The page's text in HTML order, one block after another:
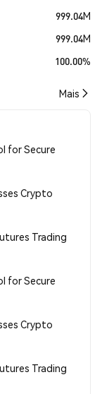
999.04M
999.04M
100.00%
Mais
for Secure
Crypto
Trading
for Secure
Crypto
Trading